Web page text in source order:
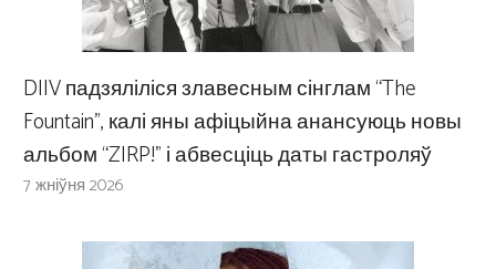
DIIV падзяліліся злавесным сінглам “The
Fountain”, калі яны афіцыйна анансуюць новы
альбом “ZIRP!” і абвесціць даты гастроляў
7 жніўня 2026